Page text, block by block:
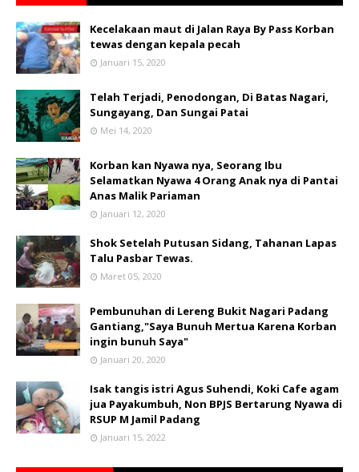
Kecelakaan maut di Jalan Raya By Pass Korban
tewas dengan kepala pecah
Januari 15, 2020
Telah Terjadi, Penodongan, Di Batas Nagari,
Sungayang, Dan Sungai Patai
Mei 14, 2020
Korban kan Nyawa nya, Seorang Ibu
Selamatkan Nyawa 4 Orang Anak nya di Pantai
Anas Malik Pariaman
Januari 12, 2020
Shok Setelah Putusan Sidang, Tahanan Lapas
Talu Pasbar Tewas.
Maret 05, 2020
Pembunuhan di Lereng Bukit Nagari Padang
Gantiang,"Saya Bunuh Mertua Karena Korban
ingin bunuh Saya"
Januari 20, 2020
Isak tangis istri Agus Suhendi, Koki Cafe agam
jua Payakumbuh, Non BPJS Bertarung Nyawa di
RSUP M Jamil Padang
Januari 15, 2022